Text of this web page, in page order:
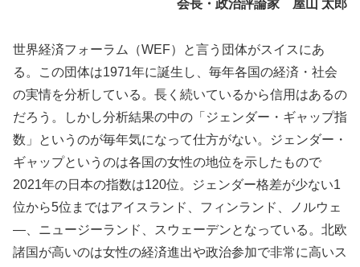
会長・政治評論家 屋山 太郎
世界経済フォーラム（WEF）と言う団体がスイスにあ
る。この団体は1971年に誕生し、毎年各国の経済・社会
の実情を分析している。長く続いているから信用はあるの
だろう。しかし分析結果の中の「ジェンダー・ギャップ指
数」というのが毎年気になって仕方がない。ジェンダー・
ギャップというのは各国の女性の地位を示したもので
2021年の日本の指数は120位。ジェンダー格差が少ない1
位から5位まではアイスランド、フィンランド、ノルウェ
―、ニュージーランド、スウェーデンとなっている。北欧
諸国が高いのは女性の経済進出や政治参加で非常に高いス